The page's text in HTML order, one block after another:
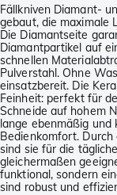
Fällkniven Diamant-
gebaut, die maximale
Die Diamantseite
Diamantpartikel auf
schnellen
Pulverstahl. Ohne
einsatzbereit. Die
Feinheit: perfekt für
Schneide auf hohem
lange ebenmäßig und
Bedienkomfort.
sind sie für die
gleichermaßen
funktional, sondern
sind robust und